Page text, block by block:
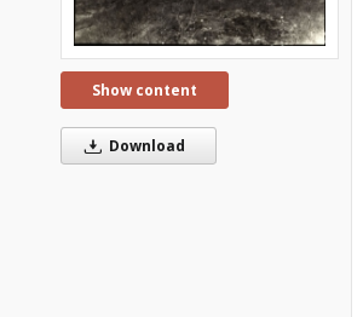
Show content
Download